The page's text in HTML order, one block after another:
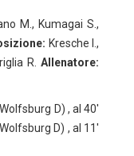
M., Kumagai S.,
Kresche I.,
R. Allenatore:
D) , al 40′
D) , al 11′